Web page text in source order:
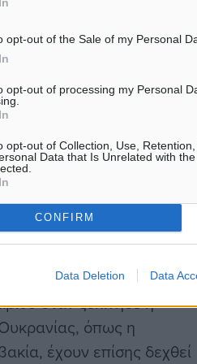
opt-out of the Sale of my Personal
opt-out of processing my Personal
opt-out of Collection, Use,
Data that Is Unrelated with
CONFIRM
Data Deletion Data
την καλή θέληση που
ανάγκη. Και θέλουμε
να αντιμετωπίσετε
ότι ο Λευκός
της παροχής
(2,5 δισεκ. ευρώ)
από την
αναζητήσει
όταν ξεκίνησε η
όπως η
έχουν επίσης δεχθεί